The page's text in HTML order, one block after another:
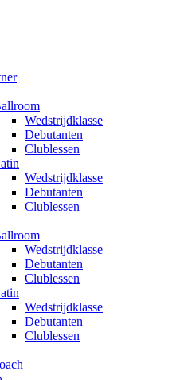
Wedstrijdklasse
Debutanten
Clublessen
Wedstrijdklasse
Debutanten
Clublessen
Wedstrijdklasse
Debutanten
Clublessen
Wedstrijdklasse
Debutanten
Clublessen